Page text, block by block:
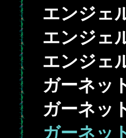
エンジェ
エンジェ
エンジェ
ガーネッ
ガーネッ
ガーネッ